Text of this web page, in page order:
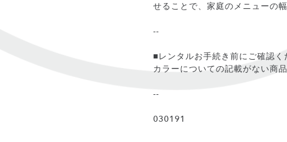
せることで、家庭のメニューの幅
--
■レンタルお手続き前にご確認く
カラーについての記載がない商
--
030191